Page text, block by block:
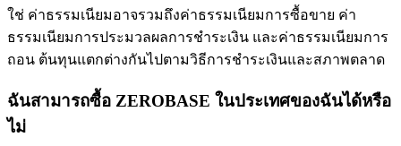
ใช่ ค่าธรรมเนียมอาจรวมถึงค่าธรรมเนียมการซื้อขาย ค่า
ธรรมเนียมการประมวลผลการชำระเงิน และค่าธรรมเนียมการ
ถอน ต้นทุนแตกต่างกันไปตามวิธีการชำระเงินและสภาพตลาด
ฉันสามารถซื้อ ZEROBASE ในประเทศของฉันได้หรือ
ไม่